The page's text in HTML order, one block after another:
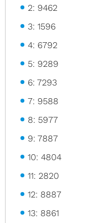
2: 9462
3: 1596
4: 6792
5: 9289
6: 7293
7: 9588
8: 5977
9: 7887
10: 4804
11: 2820
12: 8887
13: 8861